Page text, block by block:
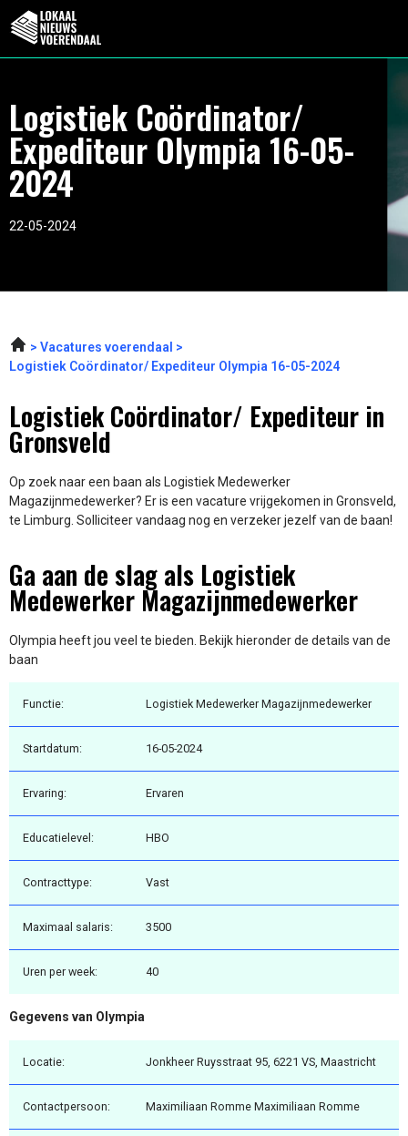
Logistiek Coördinator/
Expediteur Olympia 16-05-
2024
22-05-2024
Vacatures voerendaal
Logistiek Coördinator/ Expediteur Olympia 16-05-2024
Logistiek Coördinator/ Expediteur in
Gronsveld
Op zoek naar een baan als Logistiek Medewerker
Magazijnmedewerker? Er is een vacature vrijgekomen in Gronsveld,
te Limburg. Solliciteer vandaag nog en verzeker jezelf van de baan!
Ga aan de slag als Logistiek
Medewerker Magazijnmedewerker
Olympia heeft jou veel te bieden. Bekijk hieronder de details van de
baan
Functie: Logistiek Medewerker Magazijnmedewerker
Startdatum: 16-05-2024
Ervaring: Ervaren
Educatielevel: HBO
Contracttype: Vast
Maximaal salaris: 3500
Uren per week: 40
Gegevens van Olympia
Locatie: Jonkheer Ruysstraat 95, 6221 VS, Maastricht
Contactpersoon: Maximiliaan Romme Maximiliaan Romme